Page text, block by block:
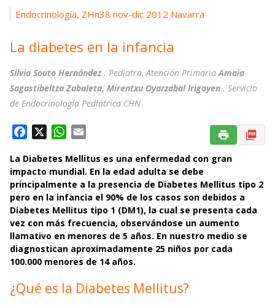
Endocrinología, ZHn38 nov-dic 2012 Navarra
La diabetes en la infancia
Silvia Souto Hernández. Pediatra, Atención PrimariaAmaia
Sagastibeltza Zabaleta, Mirentxu Oyarzabal Irigoyen . Servicio
de Endocrinología Pediátrica CHN
c
e
b
o
o
k
W
a
t
s
A
p
p
a
i
l
La Diabetes Mellitus es una enfermedad con gran
impacto mundial. En la edad adulta se debe
principalmente a la presencia de Diabetes Mellitus tipo 2
pero en la infancia el 90% de los casos son debidos a
Diabetes Mellitus tipo 1 (DM1), la cual se presenta cada
vez con más frecuencia, observándose un aumento
llamativo en menores de 5 años. En nuestro medio se
diagnostican aproximadamente 25 niños por cada
100.000 menores de 14 años.
¿Qué es la Diabetes Mellitus?